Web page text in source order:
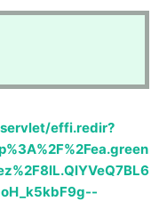
effi.redir?